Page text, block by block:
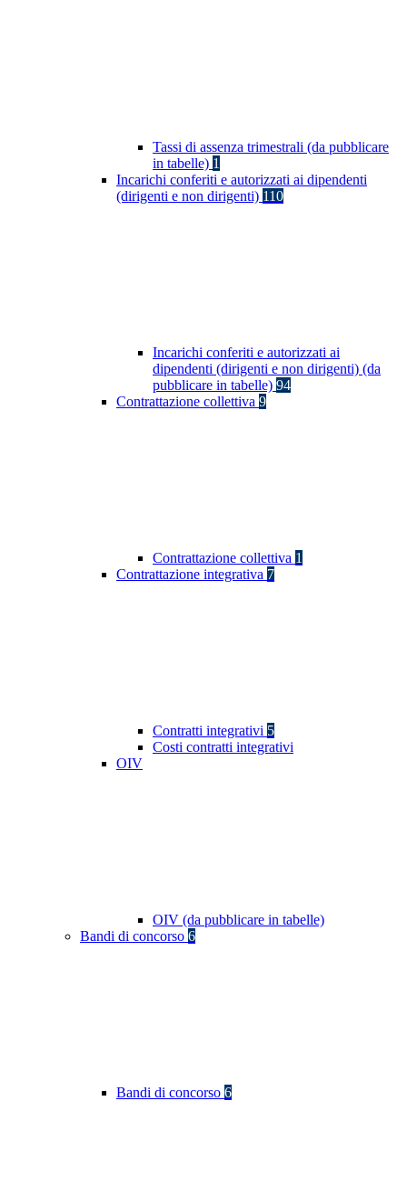
Tassi di assenza trimestrali (da pubblicare
in tabelle) 1
Incarichi conferiti e autorizzati ai dipendenti
(dirigenti e non dirigenti) 110
Incarichi conferiti e autorizzati ai
dipendenti (dirigenti e non dirigenti) (da
pubblicare in tabelle) 94
Contrattazione collettiva 9
Contrattazione collettiva 1
Contrattazione integrativa 7
Contratti integrativi 5
Costi contratti integrativi
OIV
OIV (da pubblicare in tabelle)
Bandi di concorso 6
Bandi di concorso 6